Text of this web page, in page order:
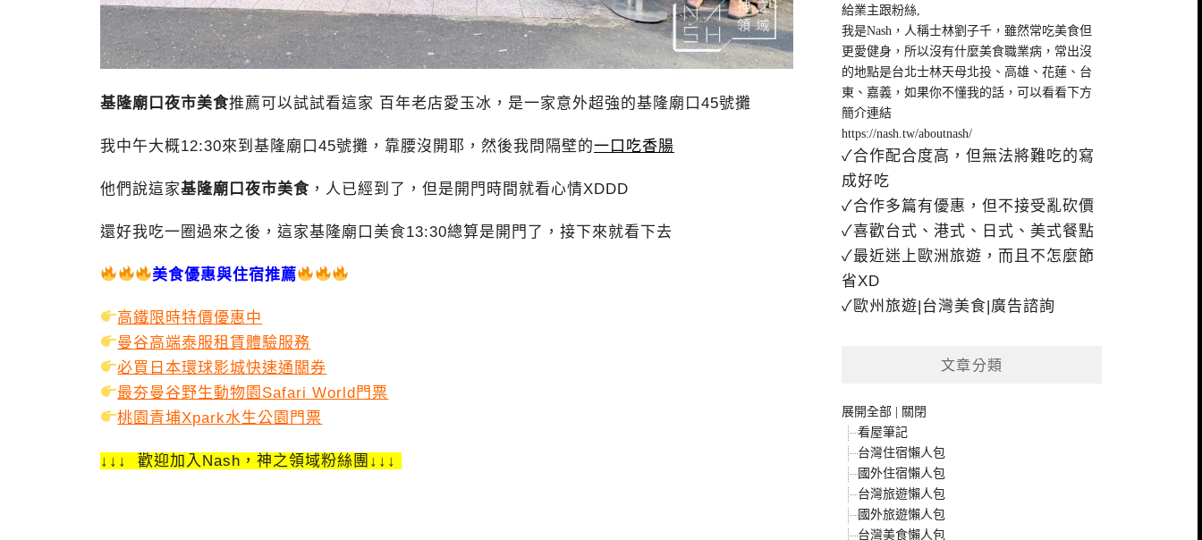
基隆廟口夜市美食推薦可以試試看這家 百年老店愛玉冰，是一家意外超強的基隆廟口45號攤
我中午大概12:30來到基隆廟口45號攤，靠腰沒開耶，然後我問隔壁的一口吃香腸
他們說這家基隆廟口夜市美食 ，人已經到了，但是開門時間就看心情XDDD
還好我吃一圈過來之後，這家基隆廟口美食13:30總算是開門了，接下來就看下去
美食優惠與住宿推薦
高鐵限時特價優惠中
曼谷高端泰服租賃體驗服務
必買日本環球影城快速通關券
最夯曼谷野生動物園Safari World門票
桃園青埔Xpark水生公園門票
↓↓↓ 歡迎加入Nash，神之領域粉絲團↓↓↓
給業主跟粉絲,
我是Nash，人稱士林劉子千，雖然常吃美食但
更愛健身，所以沒有什麼美食職業病，常出沒
的地點是台北士林天母北投、高雄、花蓮、台
東、嘉義，如果你不懂我的話，可以看看下方
簡介連結
https://nash.tw/aboutnash/
✓合作配合度高，但無法將難吃的寫
成好吃
✓合作多篇有優惠，但不接受亂砍價
✓喜歡台式、港式、日式、美式餐點
✓最近迷上歐洲旅遊，而且不怎麼節
省XD
✓歐州旅遊|台灣美食|廣告諮詢
文章分類
展開全部
關閉
看屋筆記
台灣住宿懶人包
國外住宿懶人包
台灣旅遊懶人包
國外旅遊懶人包
台灣美食懶人包